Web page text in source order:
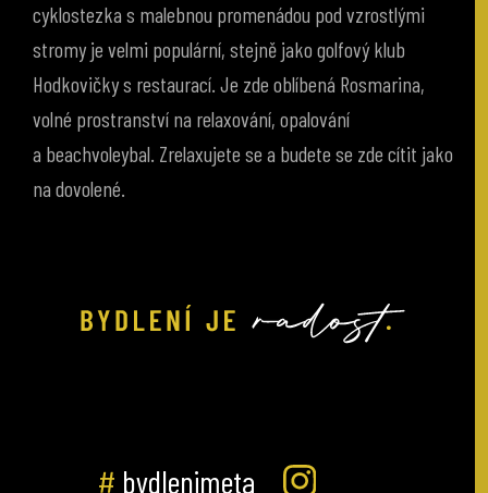
stromy je velmi populární, stejně jako golfový klub
Hodkovičky s restaurací. Je zde oblíbená Rosmarina,
volné prostranství na relaxování, opalování
a beachvoleybal. Zrelaxujete se a budete se zde cítit jako
na dovolené.
# bydlenimeta